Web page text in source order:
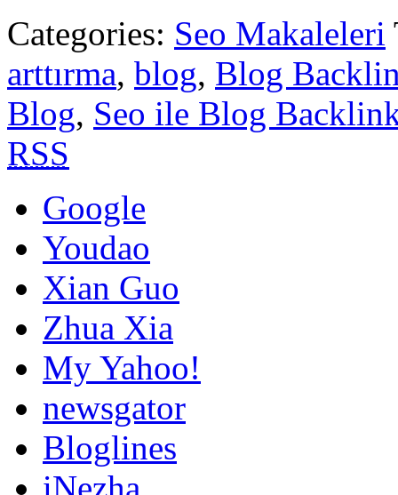
Categories: Seo Makaleleri
arttırma, blog, Blog
Blog, Seo ile Blog
RSS
Google
Youdao
Xian Guo
Zhua Xia
My Yahoo!
newsgator
Bloglines